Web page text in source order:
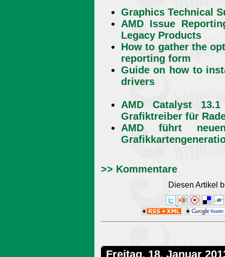
Graphics Technical
AMD Issue
Legacy Products
How to gather the
reporting form
Guide on how to
drivers
AMD Catalyst
Grafiktreiber für
AMD führt
>> Kommentare
Diesen Artikel
Freitag, 18. Januar